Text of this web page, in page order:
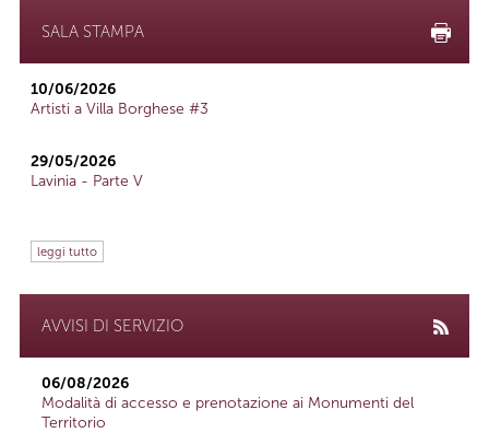
SALA STAMPA
10/06/2026
Artisti a Villa Borghese #3
29/05/2026
Lavinia - Parte V
leggi tutto
AVVISI DI SERVIZIO
06/08/2026
Modalità di accesso e prenotazione ai Monumenti del
Territorio